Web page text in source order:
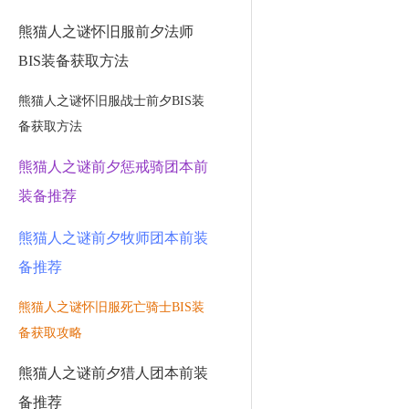
熊猫人之谜怀旧服前夕法师
BIS装备获取方法
熊猫人之谜怀旧服战士前夕BIS装
备获取方法
熊猫人之谜前夕惩戒骑团本前
装备推荐
熊猫人之谜前夕牧师团本前装
备推荐
熊猫人之谜怀旧服死亡骑士BIS装
备获取攻略
熊猫人之谜前夕猎人团本前装
备推荐